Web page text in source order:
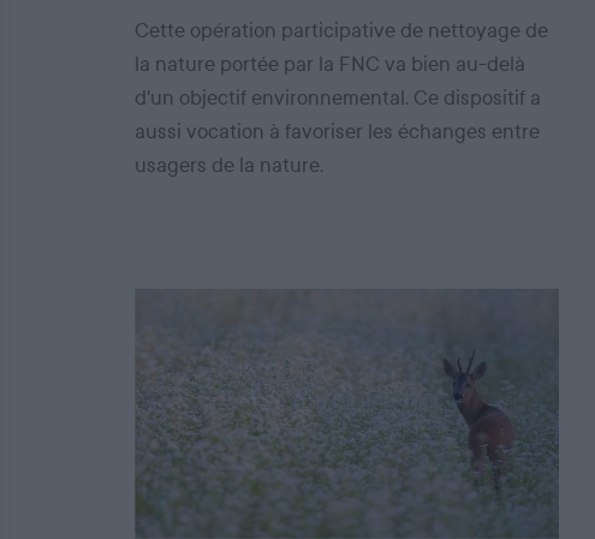
Cette opération participative de nettoyage de
la nature portée par la FNC va bien au-delà
d'un objectif environnemental. Ce dispositif a
aussi vocation à favoriser les échanges entre
usagers de la nature.